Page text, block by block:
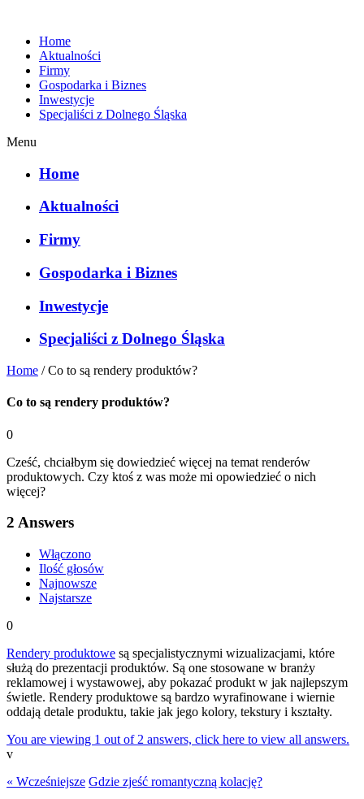
Home
Aktualności
Firmy
Gospodarka i Biznes
Inwestycje
Specjaliści z Dolnego Śląska
Menu
Home
Aktualności
Firmy
Gospodarka i Biznes
Inwestycje
Specjaliści z Dolnego Śląska
Home /Co to są rendery produktów?
Co to są rendery produktów?
0
Cześć, chciałbym się dowiedzieć więcej na temat renderów
produktowych. Czy ktoś z was może mi opowiedzieć o nich
więcej?
2 Answers
Włączono
Ilość głosów
Najnowsze
Najstarsze
0
Rendery produktowe są specjalistycznymi wizualizacjami, które
służą do prezentacji produktów. Są one stosowane w branży
reklamowej i wystawowej, aby pokazać produkt w jak najlepszym
świetle. Rendery produktowe są bardzo wyrafinowane i wiernie
oddają detale produktu, takie jak jego kolory, tekstury i kształty.
You are viewing 1 out of 2 answers, click here to view all answers.
v
« Wcześniejsze Gdzie zjeść romantyczną kolację?